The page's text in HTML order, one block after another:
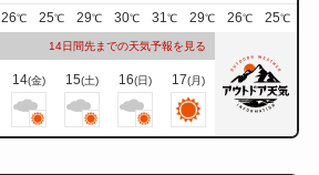
26℃ 25℃ 29℃ 30℃ 31℃ 29℃ 26℃ 25℃
14日間先までの天気予報を見る
14(金) 15(土) 16(日) 17(月)